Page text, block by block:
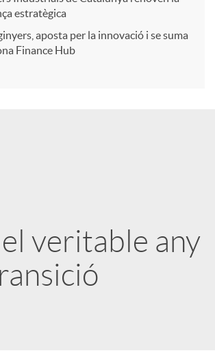
estratègica
aposta per la innovació i se suma
Finance Hub
veritable any